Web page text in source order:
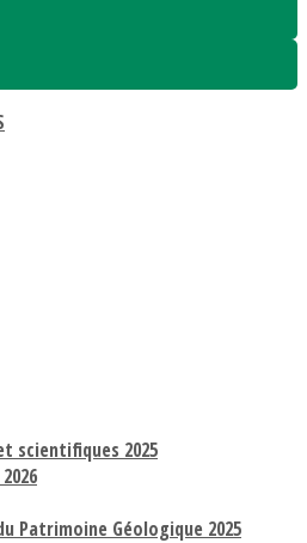
scientifiques 2025
Patrimoine Géologique 2025